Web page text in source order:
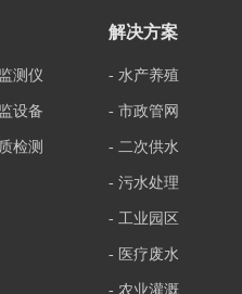
测仪
设备
检测
解决方案
- 水产养殖
- 市政管网
- 二次供水
- 污水处理
- 工业园区
- 医疗废水
- 农业灌溉